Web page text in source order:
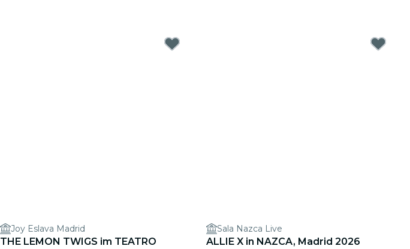
Joy Eslava Madrid
THE LEMON TWIGS im TEATRO
Sala Nazca Live
ALLIE X in NAZCA, Madrid 2026